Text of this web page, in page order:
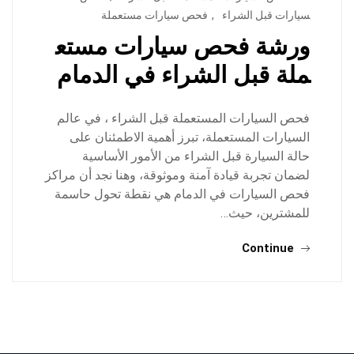
سيارات قبل الشراء
, فحص سيارات مستعملة
ورشة فحص سيارات مستع
ملة قبل الشراء في الدمام
فحص السيارات المستعملة قبل الشراء ، في عالم
السيارات المستعملة، تبرز أهمية الاطمئنان على
حالة السيارة قبل الشراء من الأمور الأساسية
لضمان تجربة قيادة آمنة وموثوقة، وهنا نجد أن مراكز
فحص السيارات في الدمام هي نقطة تحول حاسمة
للمشترين، حيث…
Continue